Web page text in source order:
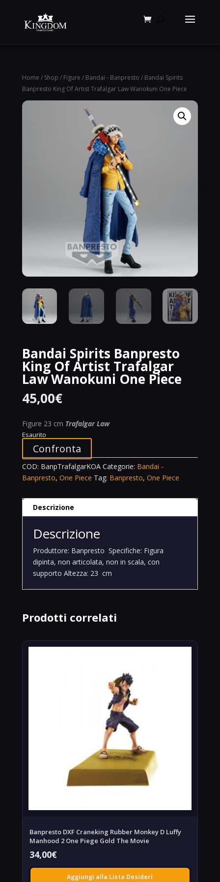
Home / Shop / Figure / Bandai - Banpresto / Bandai Spirits
Banpresto King Of Artist Trafalgar Law Wanokuni One Piece
Bandai Spirits Banpresto
King Of Artist Trafalgar
Law Wanokuni One Piece
45,00€
Figure 23 cm Trafalgar Law
Esaurito
Confronta
COD: BanpTrafalgarKOA Categorie: Bandai -
Banpresto, One Piece Tag: Banpresto, One Piece
Descrizione
Descrizione
Produttore: Banpresto Specifiche: Figura
dipinta, non articolata, non in scala, con
supporto Altezza: 23 cm
Prodotti correlati
Banpresto DXF Craneking Rubber Monkey D Luffy
Manhood 2 One Piege Gold The Movie
34,00€
Aggiungi alla Lista Desideri